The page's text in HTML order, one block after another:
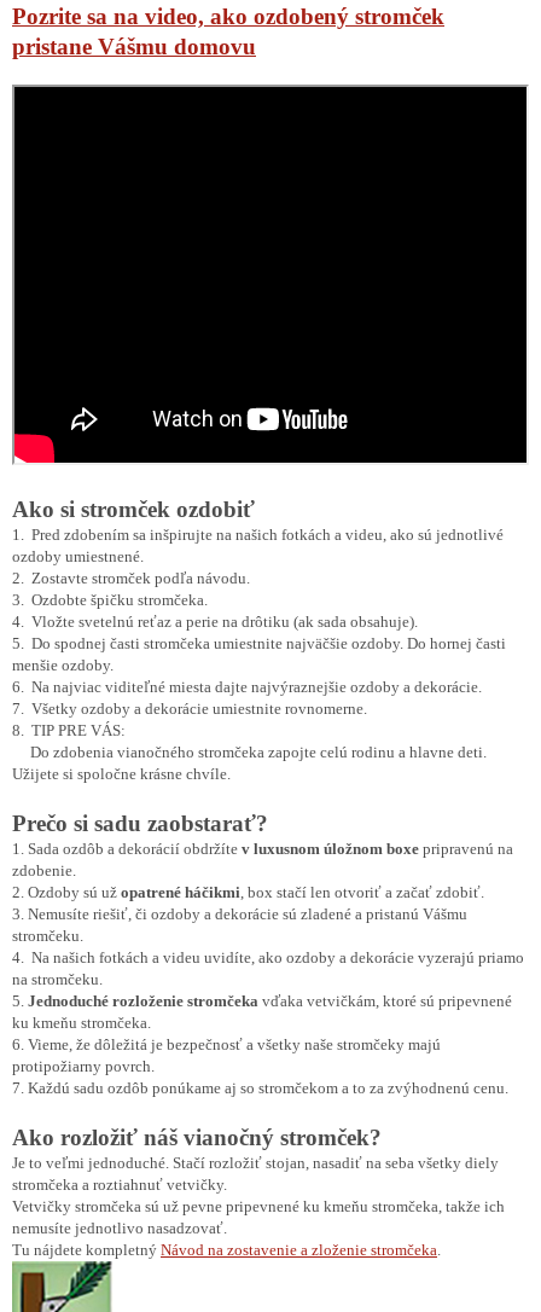
Pozrite sa na video, ako ozdobený stromček
pristane Vášmu domovu
Ako si stromček ozdobiť
1. Pred zdobením sa inšpirujte na našich fotkách a videu, ako sú jednotlivé
ozdoby umiestnené.
2. Zostavte stromček podľa návodu.
3. Ozdobte špičku stromčeka.
4. Vložte svetelnú reťaz a perie na drôtiku (ak sada obsahuje).
5. Do spodnej časti stromčeka umiestnite najväčšie ozdoby. Do hornej časti
menšie ozdoby.
6. Na najviac viditeľné miesta dajte najvýraznejšie ozdoby a dekorácie.
7. Všetky ozdoby a dekorácie umiestnite rovnomerne.
8. TIP PRE VÁS:
Do zdobenia vianočného stromčeka zapojte celú rodinu a hlavne deti.
Užijete si spoločne krásne chvíle.
Prečo si sadu zaobstarať?
1. Sada ozdôb a dekorácií obdržíte v luxusnom úložnom boxe pripravenú na
zdobenie.
2. Ozdoby sú už opatrené háčikmi , box stačí len otvoriť a začať zdobiť.
3. Nemusíte riešiť, či ozdoby a dekorácie sú zladené a pristanú Vášmu
stromčeku.
4. Na našich fotkách a videu uvidíte, ako ozdoby a dekorácie vyzerajú priamo
na stromčeku.
5. Jednoduché rozloženie stromčeka vďaka vetvičkám, ktoré sú pripevnené
ku kmeňu stromčeka.
6. Vieme, že dôležitá je bezpečnosť a všetky naše stromčeky majú
protipožiarny povrch.
7. Každú sadu ozdôb ponúkame aj so stromčekom a to za zvýhodnenú cenu.
Ako rozložiť náš vianočný stromček?
Je to veľmi jednoduché. Stačí rozložiť stojan, nasadiť na seba všetky diely
stromčeka a roztiahnuť vetvičky.
Vetvičky stromčeka sú už pevne pripevnené ku kmeňu stromčeka, takže ich
nemusíte jednotlivo nasadzovať.
Tu nájdete kompletný Návod na zostavenie a zloženie stromčeka